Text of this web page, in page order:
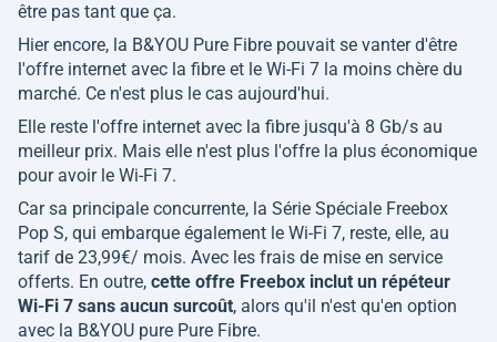
être pas tant que ça.
Hier encore, la B&YOU Pure Fibre pouvait se vanter d'être
l'offre internet avec la fibre et le Wi-Fi 7 la moins chère du
marché. Ce n'est plus le cas aujourd'hui.
Elle reste l'offre internet avec la fibre jusqu'à 8 Gb/s au
meilleur prix. Mais elle n'est plus l'offre la plus économique
pour avoir le Wi-Fi 7.
Car sa principale concurrente, la Série Spéciale Freebox
Pop S, qui embarque également le Wi-Fi 7, reste, elle, au
tarif de 23,99€/ mois. Avec les frais de mise en service
offerts. En outre, cette offre Freebox inclut un répéteur
Wi-Fi 7 sans aucun surcoût, alors qu'il n'est qu'en option
avec la B&YOU pure Pure Fibre.